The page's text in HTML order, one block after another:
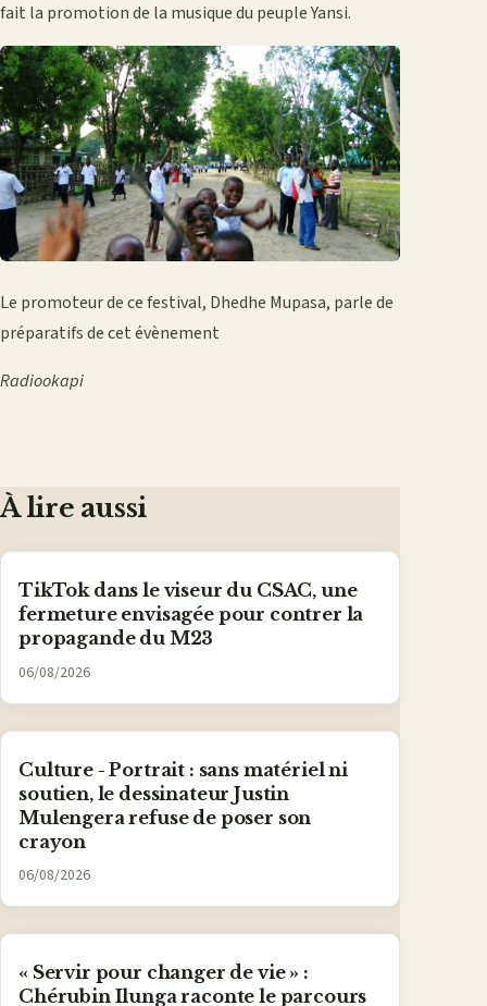
fait la promotion de la musique du peuple Yansi.
Le promoteur de ce festival, Dhedhe Mupasa, parle de
préparatifs de cet évènement
Radiookapi
À lire aussi
TikTok dans le viseur du CSAC, une
fermeture envisagée pour contrer la
propagande du M23
06/08/2026
Culture - Portrait : sans matériel ni
soutien, le dessinateur Justin
Mulengera refuse de poser son
crayon
06/08/2026
« Servir pour changer de vie » :
Chérubin Ilunga raconte le parcours